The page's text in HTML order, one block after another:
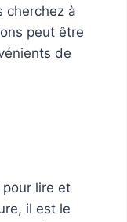
cherchez à
peut être
de
lire et
il est le